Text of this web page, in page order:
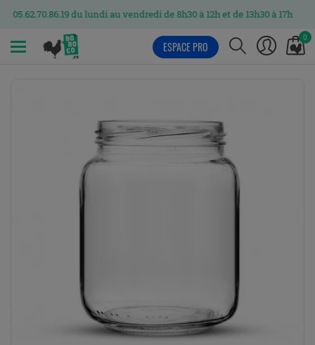
du lundi au vendredi de 8h30 à 12h et de 13h30 à 17h
0
ESPACE PRO